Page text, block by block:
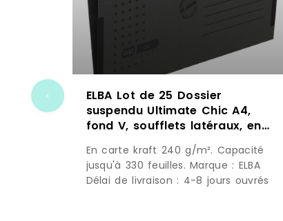
ELBA Lot de 25 Dossier
suspendu Ultimate Chic A4,
fond V, soufflets latéraux, en
carte coloris anthracite –
4002030084551
En carte kraft 240 g/m². Capacité
jusqu'à 330 feuilles. Marque : ELBA
Délai de livraison : 4-8 jours ouvrés